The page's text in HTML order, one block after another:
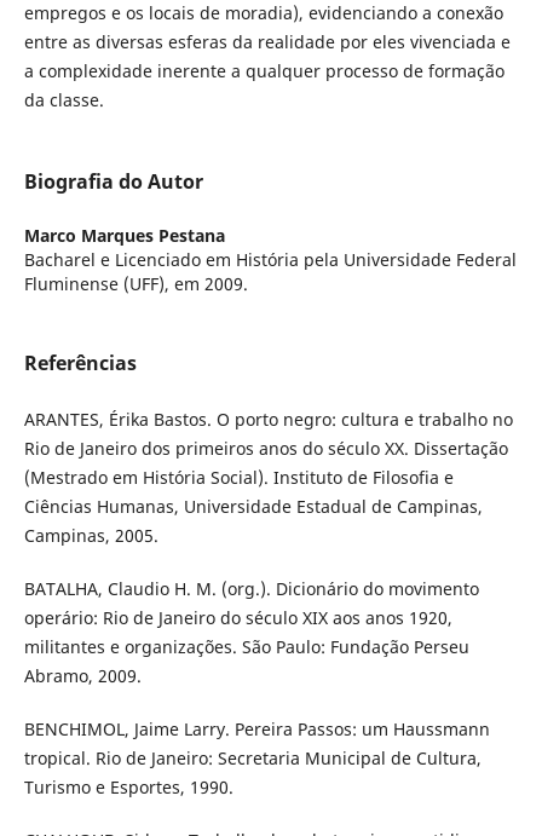
empregos e os locais de moradia), evidenciando a conexão
entre as diversas esferas da realidade por eles vivenciada e
a complexidade inerente a qualquer processo de formação
da classe.
Biografia do Autor
Marco Marques Pestana
Bacharel e Licenciado em História pela Universidade Federal
Fluminense (UFF), em 2009.
Referências
ARANTES, Érika Bastos. O porto negro: cultura e trabalho no
Rio de Janeiro dos primeiros anos do século XX. Dissertação
(Mestrado em História Social). Instituto de Filosofia e
Ciências Humanas, Universidade Estadual de Campinas,
Campinas, 2005.
BATALHA, Claudio H. M. (org.). Dicionário do movimento
operário: Rio de Janeiro do século XIX aos anos 1920,
militantes e organizações. São Paulo: Fundação Perseu
Abramo, 2009.
BENCHIMOL, Jaime Larry. Pereira Passos: um Haussmann
tropical. Rio de Janeiro: Secretaria Municipal de Cultura,
Turismo e Esportes, 1990.